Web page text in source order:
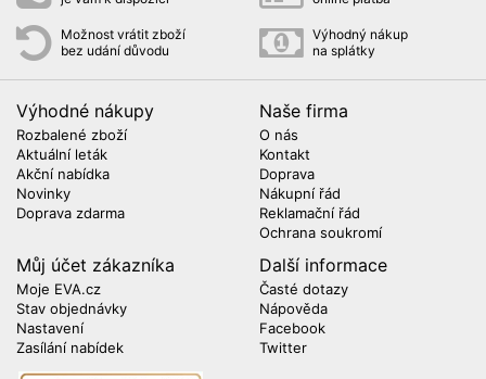
Možnost vrátit zboží
bez udání důvodu
Výhodný nákup
na splátky
Výhodné nákupy
Rozbalené zboží
Aktuální leták
Akční nabídka
Novinky
Doprava zdarma
Naše firma
O nás
Kontakt
Doprava
Nákupní řád
Reklamační řád
Ochrana soukromí
Můj účet zákazníka
Moje EVA.cz
Stav objednávky
Nastavení
Zasílání nabídek
Další informace
Časté dotazy
Nápověda
Facebook
Twitter